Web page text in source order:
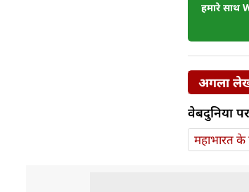
हमारे साथ
अगला
वेबदुनिया
महाभारत के